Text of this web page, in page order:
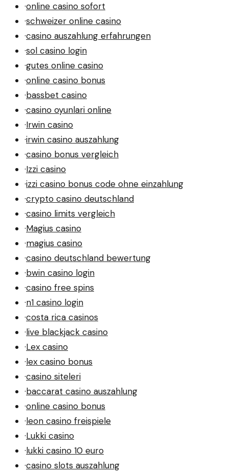
·online casino sofort
·schweizer online casino
·casino auszahlung erfahrungen
·sol casino login
·gutes online casino
·online casino bonus
·bassbet casino
·casino oyunlari online
·Irwin casino
·irwin casino auszahlung
·casino bonus vergleich
·Izzi casino
·izzi casino bonus code ohne einzahlung
·crypto casino deutschland
·casino limits vergleich
·Magius casino
·magius casino
·casino deutschland bewertung
·bwin casino login
·casino free spins
·n1 casino login
·costa rica casinos
·live blackjack casino
·Lex casino
·lex casino bonus
·casino siteleri
·baccarat casino auszahlung
·online casino bonus
·leon casino freispiele
·Lukki casino
·lukki casino 10 euro
·casino slots auszahlung